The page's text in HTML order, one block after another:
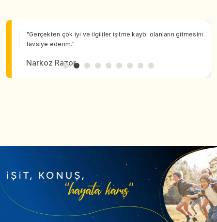
"Gerçekten çok iyi ve ilgililer işitme kaybı olanların gitmesini
tavsiye ederim."
Narkoz Razor